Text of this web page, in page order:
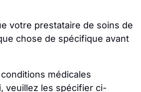
votre prestataire de soins de
chose de spécifique avant
médicales
veuillez les spécifier ci-